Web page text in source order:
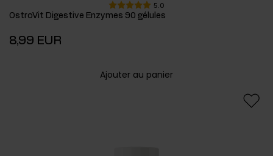
5.0
OstroVit Digestive Enzymes 90 gélules
8,99 EUR
Ajouter au panier